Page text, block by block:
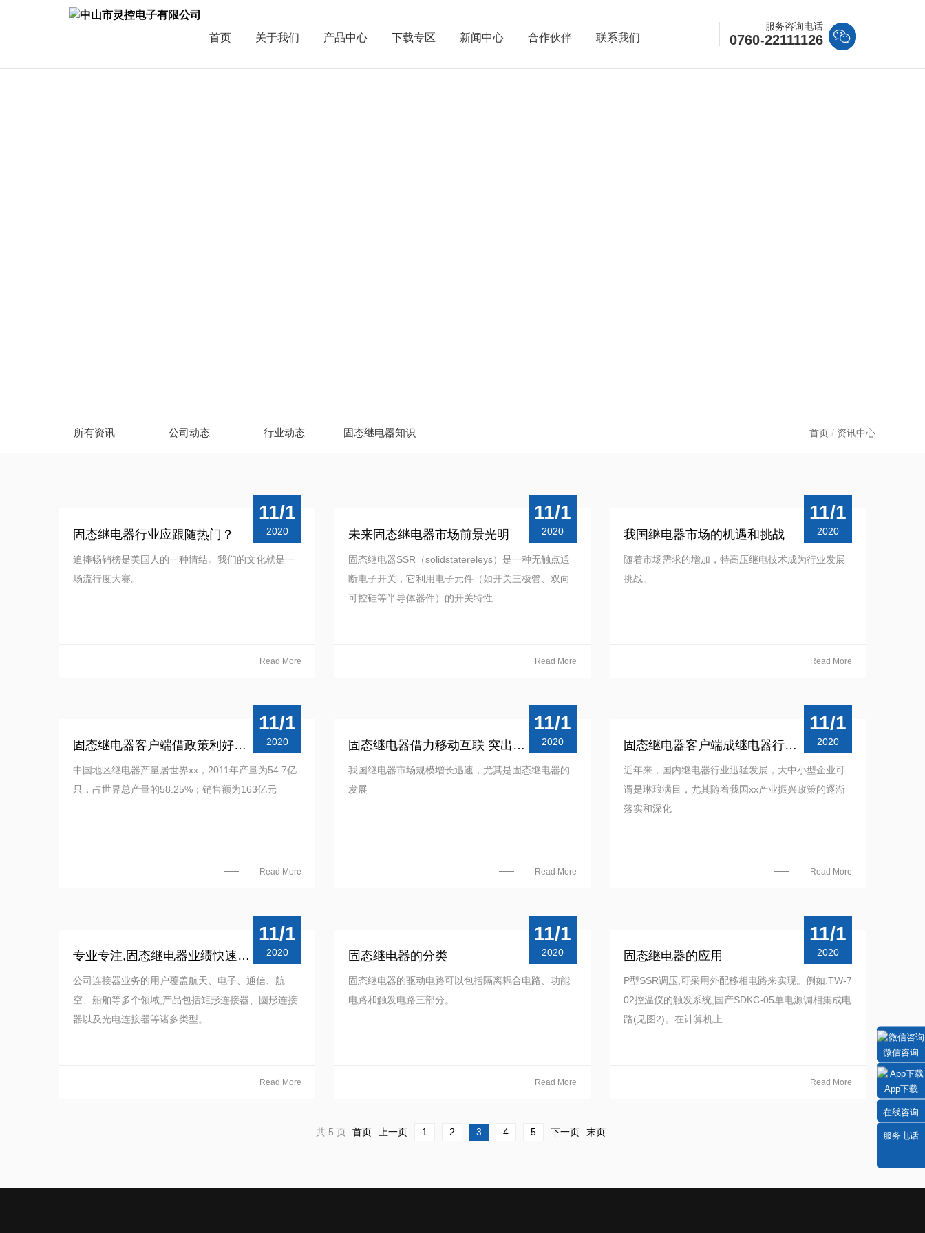
首页 关于我们 产品中心 下载专区 新闻中心 合作伙伴 联系我们
服务咨询电话
0760-22111126 
首页 / 资讯中心
所有资讯 公司动态 行业动态 固态继电器知识
固态继电器行业应跟随热门？
追捧畅销榜是美国人的一种情结。我们的文化就是一
场流行度大赛。
11/1
2020
Read More
未来固态继电器市场前景光明
固态继电器SSR（solidstatereleys）是一种无触点通
断电子开关，它利用电子元件（如开关三极管、双向
可控硅等半导体器件）的开关特性
11/1
2020
Read More
我国继电器市场的机遇和挑战
随着市场需求的增加，特高压继电技术成为行业发展
挑战。
11/1
2020
Read More
固态继电器客户端借政策利好快速发展
中国地区继电器产量居世界xx，2011年产量为54.7亿
只，占世界总产量的58.25%；销售额为163亿元
11/1
2020
Read More
固态继电器借力移动互联 突出重围
我国继电器市场规模增长迅速，尤其是固态继电器的
发展
11/1
2020
Read More
固态继电器客户端成继电器行业发展移动电商突破口
近年来，国内继电器行业迅猛发展，大中小型企业可
谓是琳琅满目，尤其随着我国xx产业振兴政策的逐渐
落实和深化
11/1
2020
Read More
专业专注,固态继电器业绩快速增长
公司连接器业务的用户覆盖航天、电子、通信、航
空、船舶等多个领域,产品包括矩形连接器、圆形连接
器以及光电连接器等诸多类型。
11/1
2020
Read More
固态继电器的分类
固态继电器的驱动电路可以包括隔离耦合电路、功能
电路和触发电路三部分。
11/1
2020
Read More
固态继电器的应用
P型SSR调压,可采用外配移相电路来实现。例如,TW-7
02控温仪的触发系统,国产SDKC-05单电源调相集成电
路(见图2)。在计算机上
11/1
2020
Read More
共 5 页 首页 上一页 1 2 3 4 5 下一页 末页
微信咨询
App下载
在线咨询
服务电话